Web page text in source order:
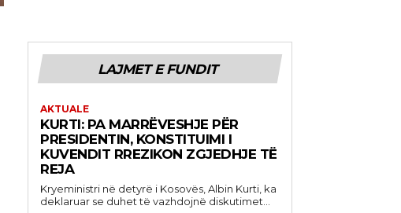
LAJMET E FUNDIT
AKTUALE
KURTI: PA MARRËVESHJE PËR
PRESIDENTIN, KONSTITUIMI I
KUVENDIT RREZIKON ZGJEDHJE TË
REJA
Kryeministri në detyrë i Kosovës, Albin Kurti, ka
deklaruar se duhet të vazhdojnë diskutimet...